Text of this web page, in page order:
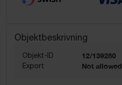
Objektbeskrivning
Objekt-ID 12/139280
Export Not allowed